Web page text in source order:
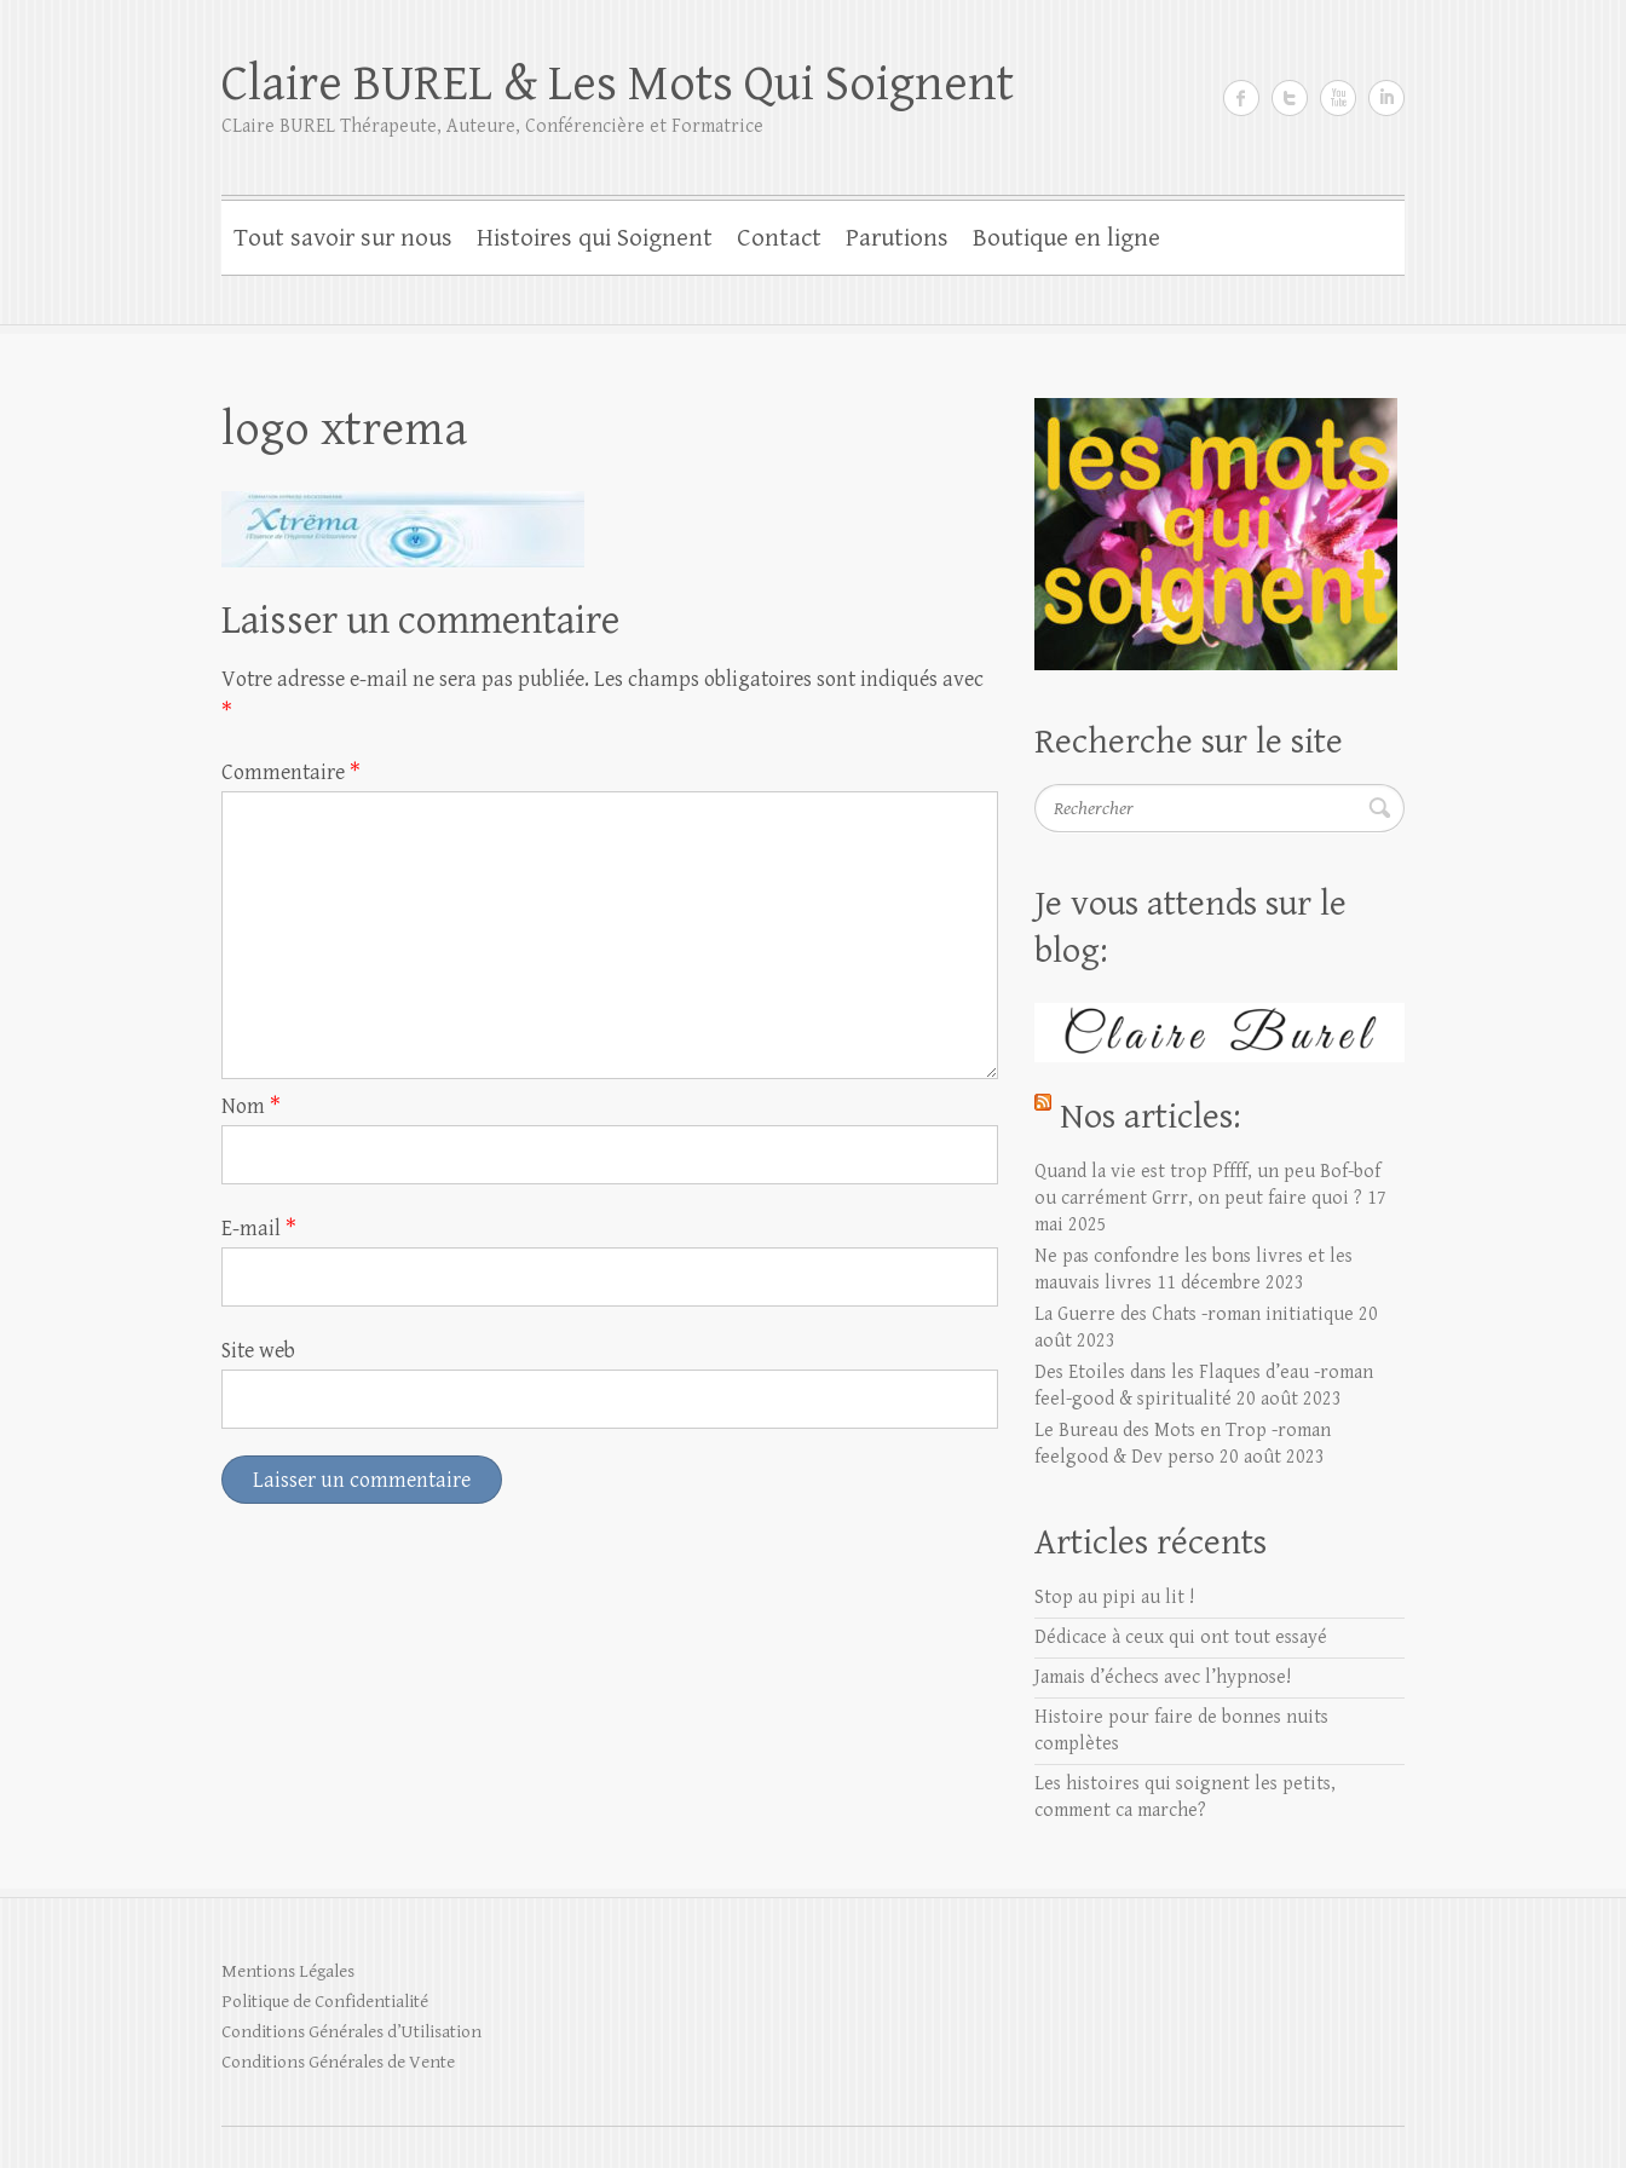
Claire BUREL & Les Mots Qui Soignent
CLaire BUREL Thérapeute, Auteure, Conférencière et Formatrice
Tout savoir sur nous Histoires qui Soignent Contact Parutions Boutique en ligne
logo xtrema
Laisser un commentaire
Votre adresse e-mail ne sera pas publiée. Les champs obligatoires sont indiqués avec
*
Commentaire *
Nom *
E-mail *
Site web
Recherche sur le site
Rechercher
Je vous attends sur le
blog:
Nos articles:
Quand la vie est trop Pffff, un peu Bof-bof
ou carrément Grrr, on peut faire quoi ? 17
mai 2025
Ne pas confondre les bons livres et les
mauvais livres 11 décembre 2023
La Guerre des Chats -roman initiatique 20
août 2023
Des Etoiles dans les Flaques d’eau -roman
feel-good & spiritualité 20 août 2023
Le Bureau des Mots en Trop -roman
feelgood & Dev perso 20 août 2023
Articles récents
Stop au pipi au lit !
Dédicace à ceux qui ont tout essayé
Jamais d’échecs avec l’hypnose!
Histoire pour faire de bonnes nuits
complètes
Les histoires qui soignent les petits,
comment ca marche?
Mentions Légales
Politique de Confidentialité
Conditions Générales d’Utilisation
Conditions Générales de Vente